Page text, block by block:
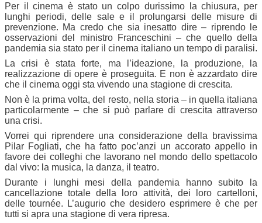
Per il cinema è stato un colpo durissimo la chiusura, per
lunghi periodi, delle sale e il prolungarsi delle misure di
prevenzione. Ma credo che sia inesatto dire – riprendo le
osservazioni del ministro Franceschini – che quello della
pandemia sia stato per il cinema italiano un tempo di paralisi.
La crisi è stata forte, ma l’ideazione, la produzione, la
realizzazione di opere è proseguita. E non è azzardato dire
che il cinema oggi sta vivendo una stagione di crescita.
Non è la prima volta, del resto, nella storia – in quella italiana
particolarmente – che si può parlare di crescita attraverso
una crisi.
Vorrei qui riprendere una considerazione della bravissima
Pilar Fogliati, che ha fatto poc’anzi un accorato appello in
favore dei colleghi che lavorano nel mondo dello spettacolo
dal vivo: la musica, la danza, il teatro.
Durante i lunghi mesi della pandemia hanno subito la
cancellazione totale della loro attività, dei loro cartelloni,
delle tournée. L’augurio che desidero esprimere è che per
tutti si apra una stagione di vera ripresa.